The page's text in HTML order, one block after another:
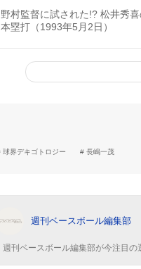
野村監督に試された!? 松井秀
本塁打（1993年5月2日）
球界デキゴトロジー 長嶋一茂
週刊ベースボール編集部
週刊ベースボール編集部が今注目の